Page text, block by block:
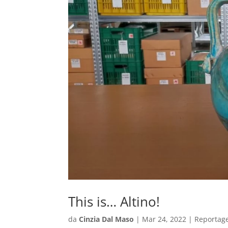
This is… Altino!
daCinzia Dal Maso | Mar 24, 2022 |